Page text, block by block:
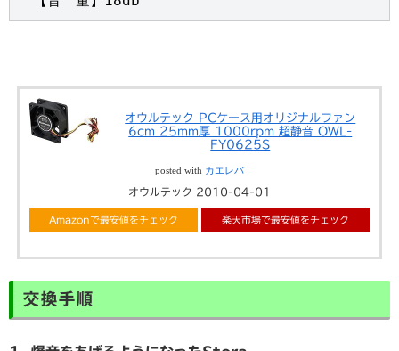
オウルテック PCケース用オリジナルファン
6cm 25mm厚 1000rpm 超静音 OWL-
FY0625S
posted with カエレバ
オウルテック 2010-04-01
Amazonで最安値をチェック 楽天市場で最安値をチェック
交換手順